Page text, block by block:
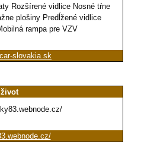
Rozšírené vidlice Nosné tŕne
plošiny Predĺžené vidlice
rampa pre VZV
slovakia.sk
život